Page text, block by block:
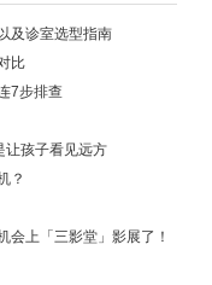
及诊室选型指南
比
7步排查
让孩子看见远方
？
会上「三影堂」影展了！